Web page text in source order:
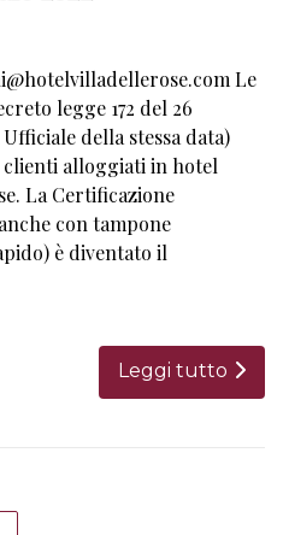
Le
legge 172 del 26
della stessa data)
alloggiati in hotel
La Certificazione
con tampone
è diventato il
Leggi tutto